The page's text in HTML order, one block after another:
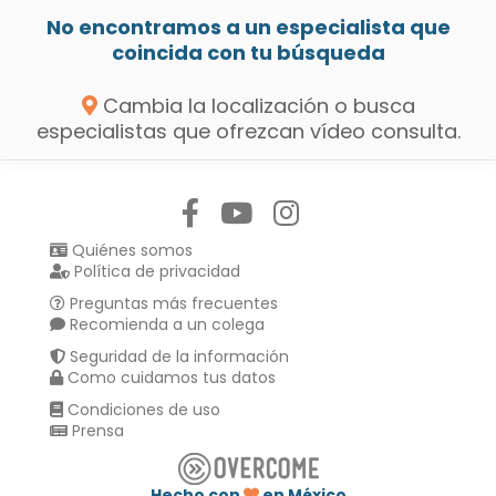
No encontramos a un especialista que
coincida con tu búsqueda
Cambia la localización o busca
especialistas que ofrezcan vídeo consulta.
Quiénes somos
Política de privacidad
Preguntas más frecuentes
Recomienda a un colega
Seguridad de la información
Como cuidamos tus datos
Condiciones de uso
Prensa